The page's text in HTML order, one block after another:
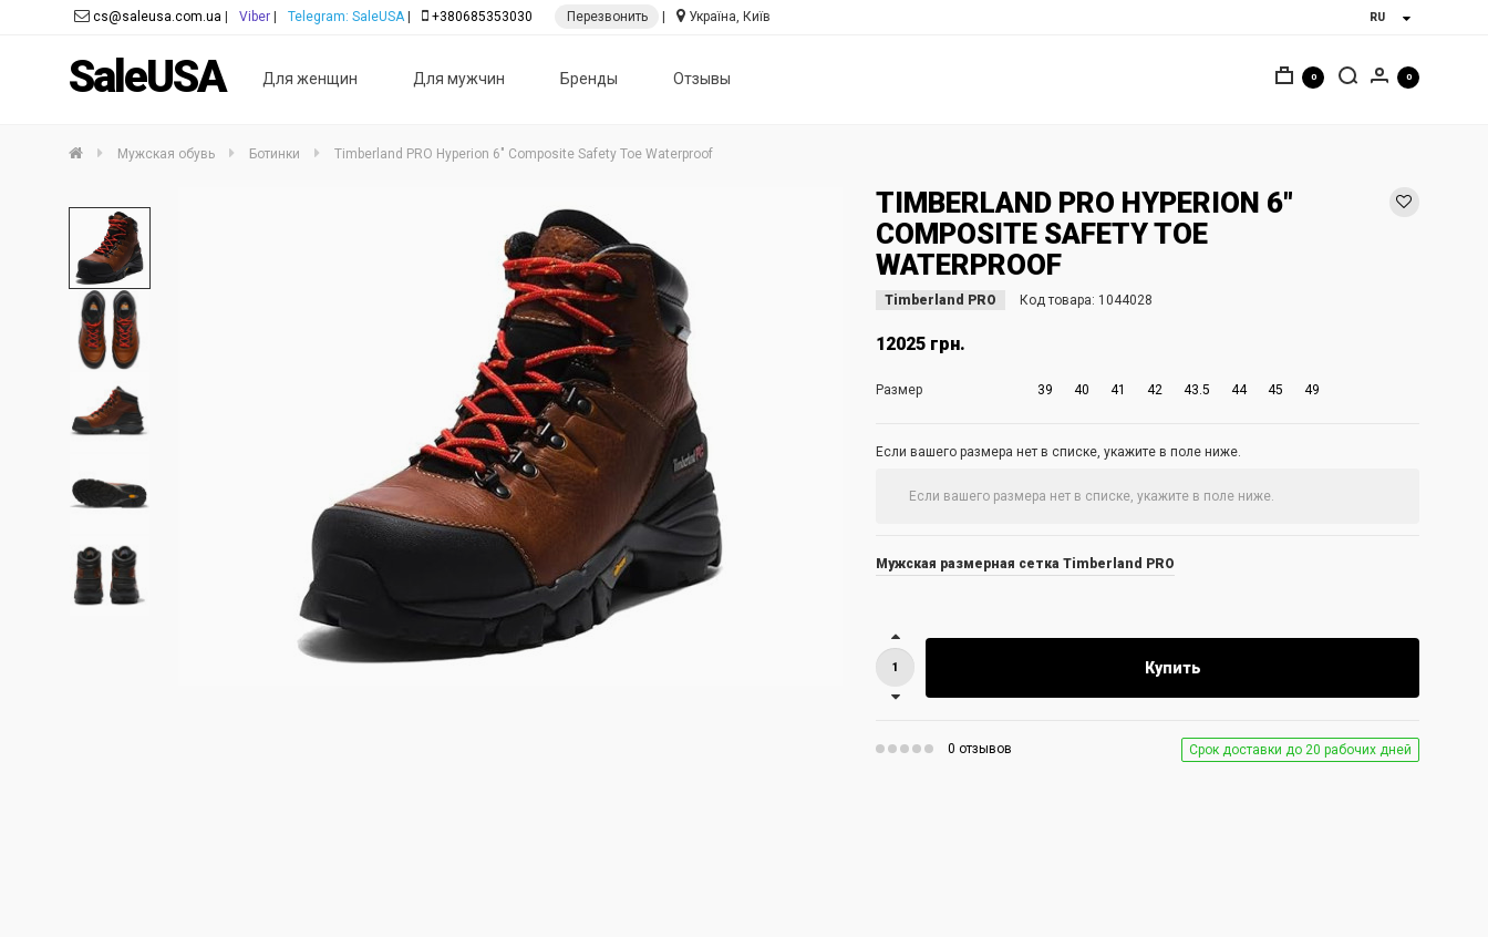
SaleUSA Для женщин Для мужчин Бренды Отзывы
cs@saleusa.com.ua Viber Telegram: SaleUSA| +380685353030 Перезвонить Україна, Київ
0 0
Мужская обувь Ботинки Timberland PRO Hyperion 6" Composite Safety Toe Waterproof
TIMBERLAND PRO HYPERION 6"
COMPOSITE SAFETY TOE
WATERPROOF
Timberland PRO Код товара: 1044028
12025 грн.
Размер 39 40 41 42 43.5 44 45 49
Если вашего размера нет в списке, укажите в поле ниже.
Мужская размерная сетка Timberland PRO
Купить
0 отзывов Срок доставки до 20 рабочих дней